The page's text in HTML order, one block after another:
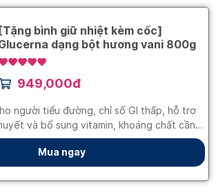
[Tặng bình giữ nhiệt kèm cốc]
dạng bột hương vani 800g
949,000đ
người tiểu đường, chỉ số GI thấp, hỗ trợ
và bổ sung vitamin, khoáng chất cần
Mua ngay